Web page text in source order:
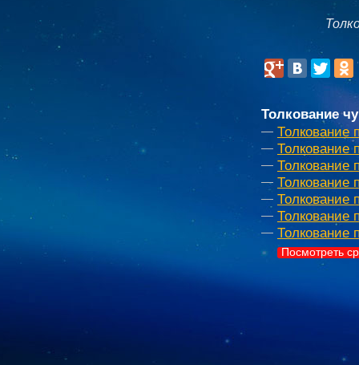
Толкование
Толкование
Толкование
Толкование
Толкование
Толкование
Толкование
Толкование
Посмотреть